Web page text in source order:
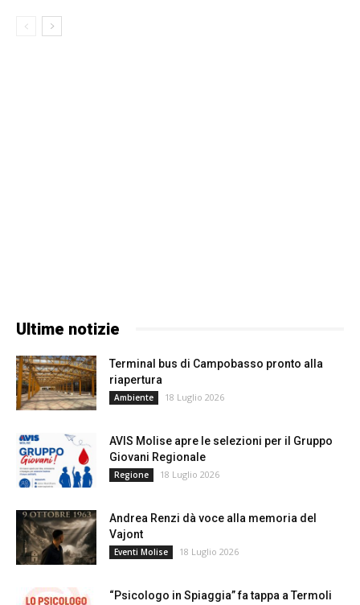
Ultime notizie
Terminal bus di Campobasso pronto alla
riapertura
Ambiente 18 Luglio 2026
AVIS Molise apre le selezioni per il Gruppo
Giovani Regionale
Regione 18 Luglio 2026
Andrea Renzi dà voce alla memoria del
Vajont
Eventi Molise 18 Luglio 2026
“Psicologo in Spiaggia” fa tappa a Termoli